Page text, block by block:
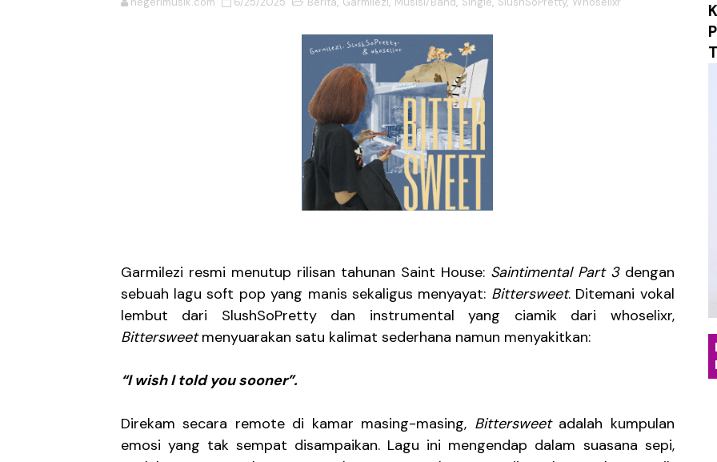
6ft Drowning Lepas Debut Maxi-Single "What If? / Angst", Menyulam Duka,
Billkiss Rayakan Pertemuan yang Tepat Lewat "Beruntung", Single Pop Manis
Soerya Resmi Debut Lewat "Mungkin Di Esok Lusa", Membawa Nuansa Alternatif
Unblue.r Resmi Memulai Perjalanan Musik Lewat Single Debut "Obsession",
Bell Aditya Hadirkan Video Musik Berbasis AI untuk "Sarkasme", Refleksi
Hagia Septida Ajak Pendengar Berdamai dengan Diri Lewat Single Baru "LALU"
Tiga Dekade Brutalitas: Vomepotro Bangkit Kembali Lewat Album “Fall Into Decay”
DESERVE Lepaskan Amarah dan Kritik Sosial Lewat Single Baru “Everything You
Bunuhdiri Perkenalkan Dunia Distopia Lewat “Neuromechanical Shrine”,
Sindikat Sisa Semalam Rayakan Kehangatan Tradisi Lampung Lewat Single “Seruit”
Given Rayakan Rasa Kagum dan Jatuh Cinta Lewat Single Baru “Girl With
Kentara Lanjutkan Narasi Emosional Lewat Single Baru "Terurai Lenyap"
Garmilezi resmi menutup rilisan tahunan Saint House: Saintimental Part 3dengan
sebuah lagu soft pop yang manis sekaligus menyayat: Bittersweet. Ditemani vokal
lembut dari SlushSoPretty dan instrumental yang ciamik dari whoselixr,
Bittersweetmenyuarakan satu kalimat sederhana namun menyakitkan:
“I wish I told you sooner”.
Direkam secara remote di kamar masing-masing, Bittersweetadalah kumpulan
emosi yang tak sempat disampaikan. Lagu ini mengendap dalam suasana sepi,